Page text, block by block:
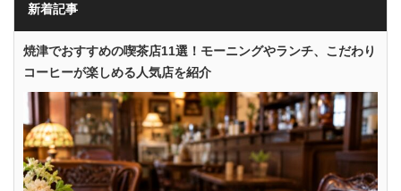
新着記事
焼津でおすすめの喫茶店11選！モーニングやランチ、こだわり
コーヒーが楽しめる人気店を紹介